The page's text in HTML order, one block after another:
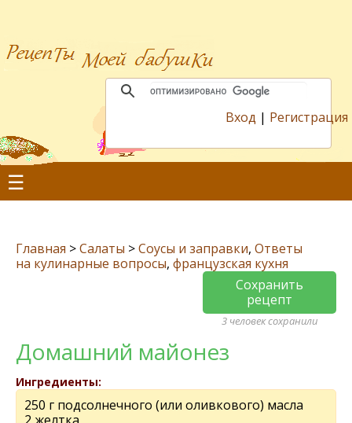
Вход | Регистрация
☰
Главная >Салаты >Соусы и заправки, Ответы
на кулинарные вопросы, французская кухня
Сохранить
рецепт
3 человек сохранили
Домашний майонез
Ингредиенты:
250 г подсолнечного (или оливкового) масла